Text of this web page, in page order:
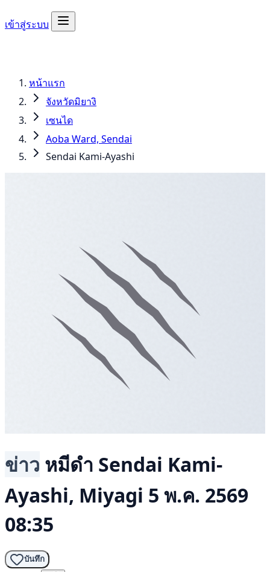
เข้าสู่ระบบ
หน้าแรก
จังหวัดมิยางิ
เซนได
Aoba Ward, Sendai
Sendai Kami-Ayashi
ข่าว หมีดำ Sendai Kami-
Ayashi, Miyagi 5 พ.ค. 2569
08:35
บันทึก